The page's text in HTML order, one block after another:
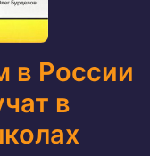
в России
в